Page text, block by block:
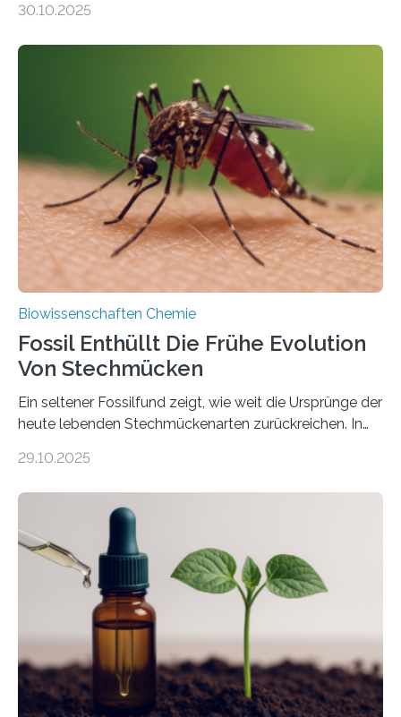
Landpflanzen zählen zu den komplexesten
Grünalgen, die vor Hunderten von Millionen Jahren
lebten. Unter den Vorfahren sticht eine Gruppe heraus,
die noch heute in der Natur vorkommt: die
Süßwasseralge Coleochaetophyceae. Einige Arten
dieser Gruppe bilden aus Zellfäden dichte Geflechte
mit scheibenförmiger Gestalt. Was auffällig ist: Die
nächsten…
30.10.2025
Biowissenschaften Chemie
Fossil Enthüllt Die Frühe Evolution
Von Stechmücken
Ein seltener Fossilfund zeigt, wie weit die Ursprünge der
heute lebenden Stechmückenarten zurückreichen. In
Forschende die bisher älteste bekannte Stechmücken-
Region Kachin in Myanmar und hat sich in
ausgezeichnetem Zustand erhalten. Es konnte als neue
Art einer neuen Gattung beschrieben werden und trägt
nun den Namen Cretosabethes primaevus. Dieser erste
fossile Nachweis einer Stechmückenlarve in Bernstein
stellt gleichzeitig den ersten Fossilfund einer
Mückenlarve aus dem Mesozoikum dar, denn…
29.10.2025